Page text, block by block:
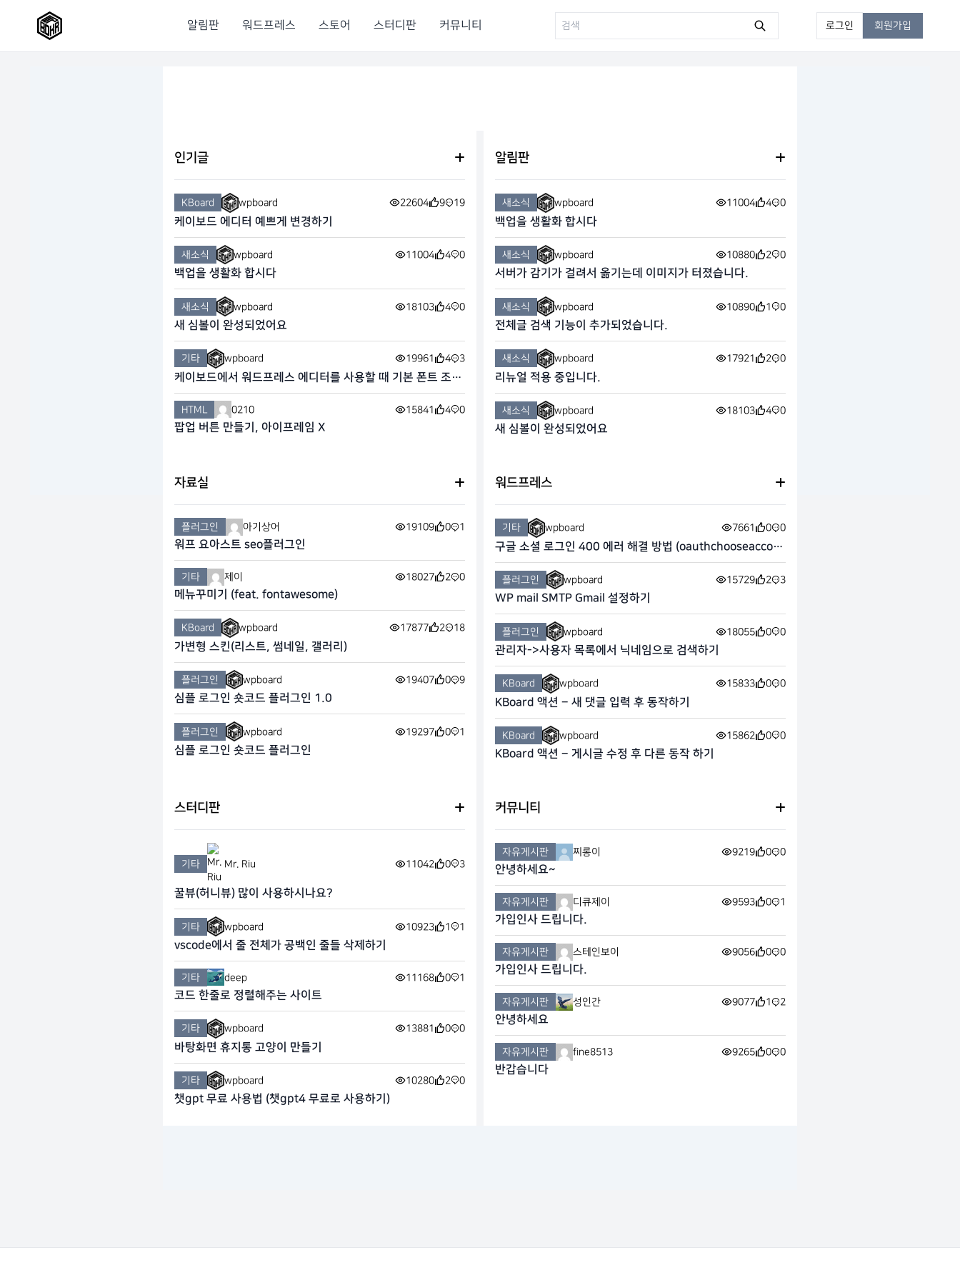
알림판 워드프레스 스토어 스터디판 커뮤니티 로그인 회원가입
인기글
KBoard wpboard 22604 9 19
케이보드 에디터 예쁘게 변경하기
새소식 wpboard 11004 4 0
백업을 생활화 합시다
새소식 wpboard 18103 4 0
새 심볼이 완성되었어요
기타 wpboard 19961 4 3
케이보드에서 워드프레스 에디터를 사용할 때 기본 폰트 조정
하기
HTML 0210 15841 4 0
팝업 버튼 만들기, 아이프레임 X
알림판
새소식 wpboard 11004 4 0
백업을 생활화 합시다
새소식 wpboard 10880 2 0
서버가 감기가 걸려서 옮기는데 이미지가 터졌습니다.
새소식 wpboard 10890 1 0
전체글 검색 기능이 추가되었습니다.
새소식 wpboard 17921 2 0
리뉴얼 적용 중입니다.
새소식 wpboard 18103 4 0
새 심볼이 완성되었어요
자료실
플러그인 아기상어 19109 0 1
워프 요아스트 seo플러그인
기타 제이 18027 2 0
메뉴꾸미기 (feat. fontawesome)
KBoard wpboard 17877 2 18
가변형 스킨(리스트, 썸네일, 갤러리)
플러그인 wpboard 19407 0 9
심플 로그인 숏코드 플러그인 1.0
플러그인 wpboard 19297 0 1
심플 로그인 숏코드 플러그인
워드프레스
기타 wpboard 7661 0 0
구글 소셜 로그인 400 에러 해결 방법 (oauthchooseaccou
nt → auth)
플러그인 wpboard 15729 2 3
WP mail SMTP Gmail 설정하기
플러그인 wpboard 18055 0 0
관리자->사용자 목록에서 닉네임으로 검색하기
KBoard wpboard 15833 0 0
KBoard 액션 – 새 댓글 입력 후 동작하기
KBoard wpboard 15862 0 0
KBoard 액션 – 게시글 수정 후 다른 동작 하기
스터디판
기타 Mr. Riu 11042 0 3
꿀뷰(허니뷰) 많이 사용하시나요?
기타 wpboard 10923 1 1
vscode에서 줄 전체가 공백인 줄들 삭제하기
기타 deep 11168 0 1
코드 한줄로 정렬해주는 사이트
기타 wpboard 13881 0 0
바탕화면 휴지통 고양이 만들기
기타 wpboard 10280 2 0
챗gpt 무료 사용법 (챗gpt4 무료로 사용하기)
커뮤니티
자유게시판 찌롱이 9219 0 0
안녕하세요~
자유게시판 디큐제이 9593 0 1
가입인사 드립니다.
자유게시판 스테인보이 9056 0 0
가입인사 드립니다.
자유게시판 성인간 9077 1 2
안녕하세요
자유게시판 fine8513 9265 0 0
반갑습니다